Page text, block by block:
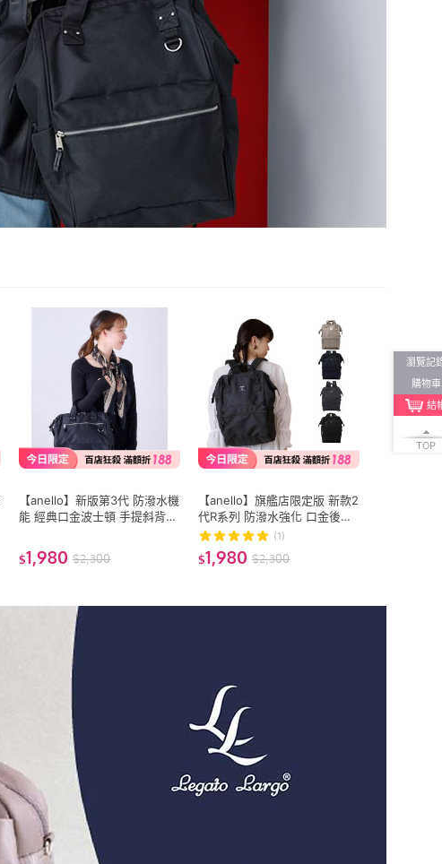
【anello】新版第3代 防潑水機
能 經典口金波士頓 手提斜背兩
$1,980 $2,300
【anello】旗艦店限定版 新款2
代R系列 防潑水強化 口金後背
包Regular ASS003Z
(1)
$1,980 $2,300
瀏覽記
購物車
結
TOP